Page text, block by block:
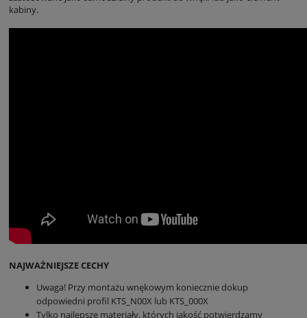
kabiny.
NAJWAŻNIEJSZE CECHY
Uwaga! Przy montażu wnękowym koniecznie dokup
odpowiedni profil KTS_N00X lub KTS_000X
Tylko najlepsze materiały, których jakość potwierdzamy